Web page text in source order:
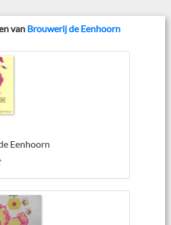
van Brouwerij de Eenhoorn
Eenhoorn